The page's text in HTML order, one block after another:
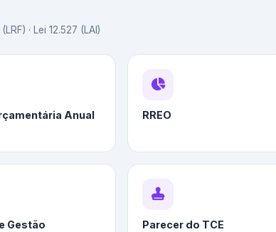
· Lei 12.527 (LAI)
Anual RREO
Gestão Parecer do TCE